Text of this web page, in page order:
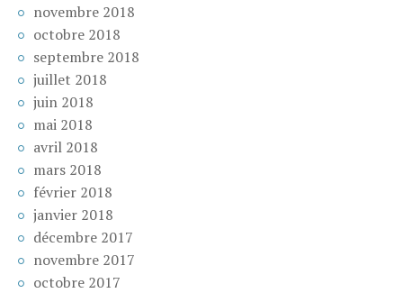
novembre 2018
octobre 2018
septembre 2018
juillet 2018
juin 2018
mai 2018
avril 2018
mars 2018
février 2018
janvier 2018
décembre 2017
novembre 2017
octobre 2017